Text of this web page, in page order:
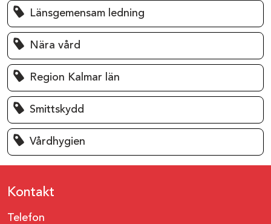
Länsgemensam ledning
Nära vård
Region Kalmar län
Smittskydd
Vårdhygien
Kontakt
Telefon